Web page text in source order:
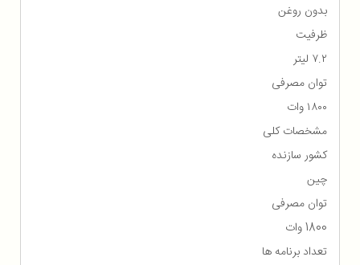
بدون روغن
ظرفیت
۷.۲ لیتر
توان مصرفی
۱۸۰۰ وات
مشخصات کلی
کشور سازنده
چین
توان مصرفی
1800 وات
تعداد برنامه ها